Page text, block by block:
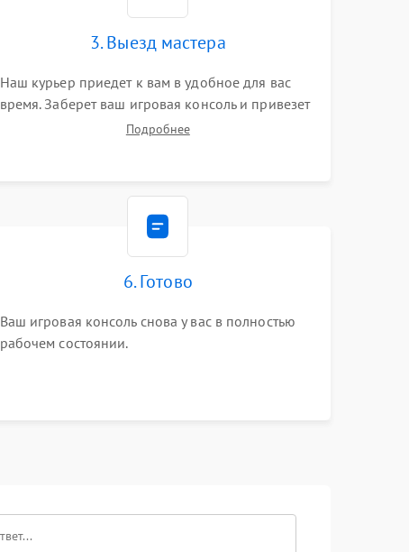
3. Выезд мастера
Наш курьер приедет к вам в удобное для вас
время. Заберет ваш игровая консоль и привезет
на склад для диагностики.
Подробнее
6. Готово
Ваш игровая консоль снова у вас в полностью
рабочем состоянии.